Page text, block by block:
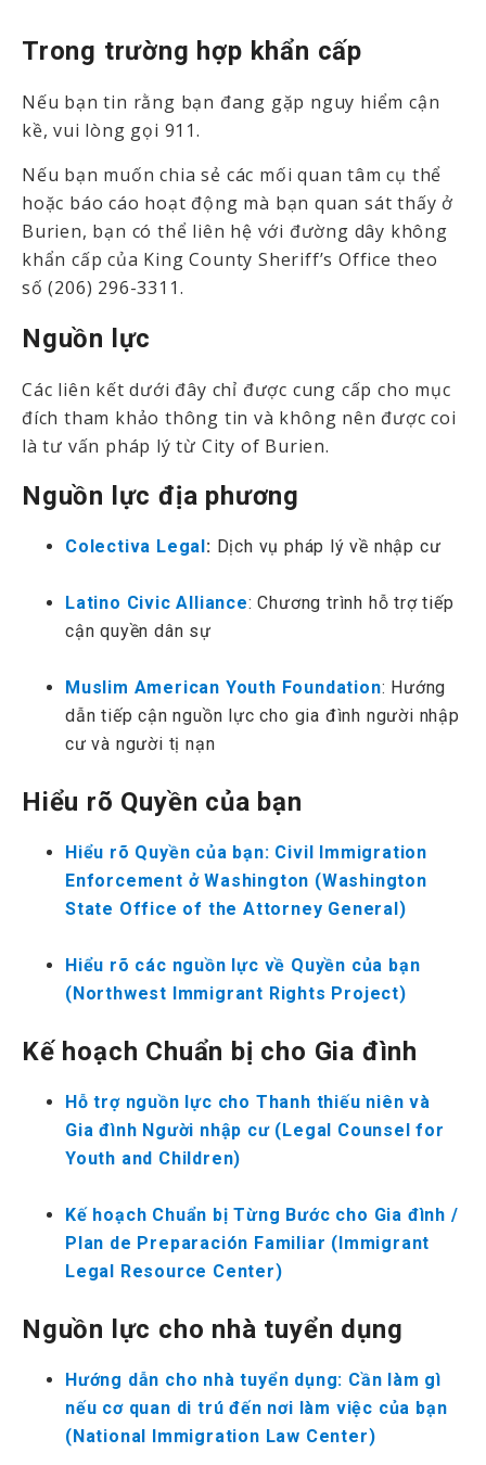
Trong trường hợp khẩn cấp
Nếu bạn tin rằng bạn đang gặp nguy hiểm cận
kề, vui lòng gọi 911.
Nếu bạn muốn chia sẻ các mối quan tâm cụ thể
hoặc báo cáo hoạt động mà bạn quan sát thấy ở
Burien, bạn có thể liên hệ với đường dây không
khẩn cấp của King County Sheriff’s Office theo
số (206) 296-3311.
Nguồn lực
Các liên kết dưới đây chỉ được cung cấp cho mục
đích tham khảo thông tin và không nên được coi
là tư vấn pháp lý từ City of Burien.
Nguồn lực địa phương
Colectiva Legal : Dịch vụ pháp lý về nhập cư
Latino Civic Alliance: Chương trình hỗ trợ tiếp
cận quyền dân sự
Muslim American Youth Foundation: Hướng
dẫn tiếp cận nguồn lực cho gia đình người nhập
cư và người tị nạn
Hiểu rõ Quyền của bạn
Hiểu rõ Quyền của bạn: Civil Immigration
Enforcement ở Washington (Washington
State Office of the Attorney General)
Hiểu rõ các nguồn lực về Quyền của bạn
(Northwest Immigrant Rights Project)
Kế hoạch Chuẩn bị cho Gia đình
Hỗ trợ nguồn lực cho Thanh thiếu niên và
Gia đình Người nhập cư (Legal Counsel for
Youth and Children)
Kế hoạch Chuẩn bị Từng Bước cho Gia đình /
Plan de Preparación Familiar (Immigrant
Legal Resource Center)
Nguồn lực cho nhà tuyển dụng
Hướng dẫn cho nhà tuyển dụng: Cần làm gì
nếu cơ quan di trú đến nơi làm việc của bạn
(National Immigration Law Center)